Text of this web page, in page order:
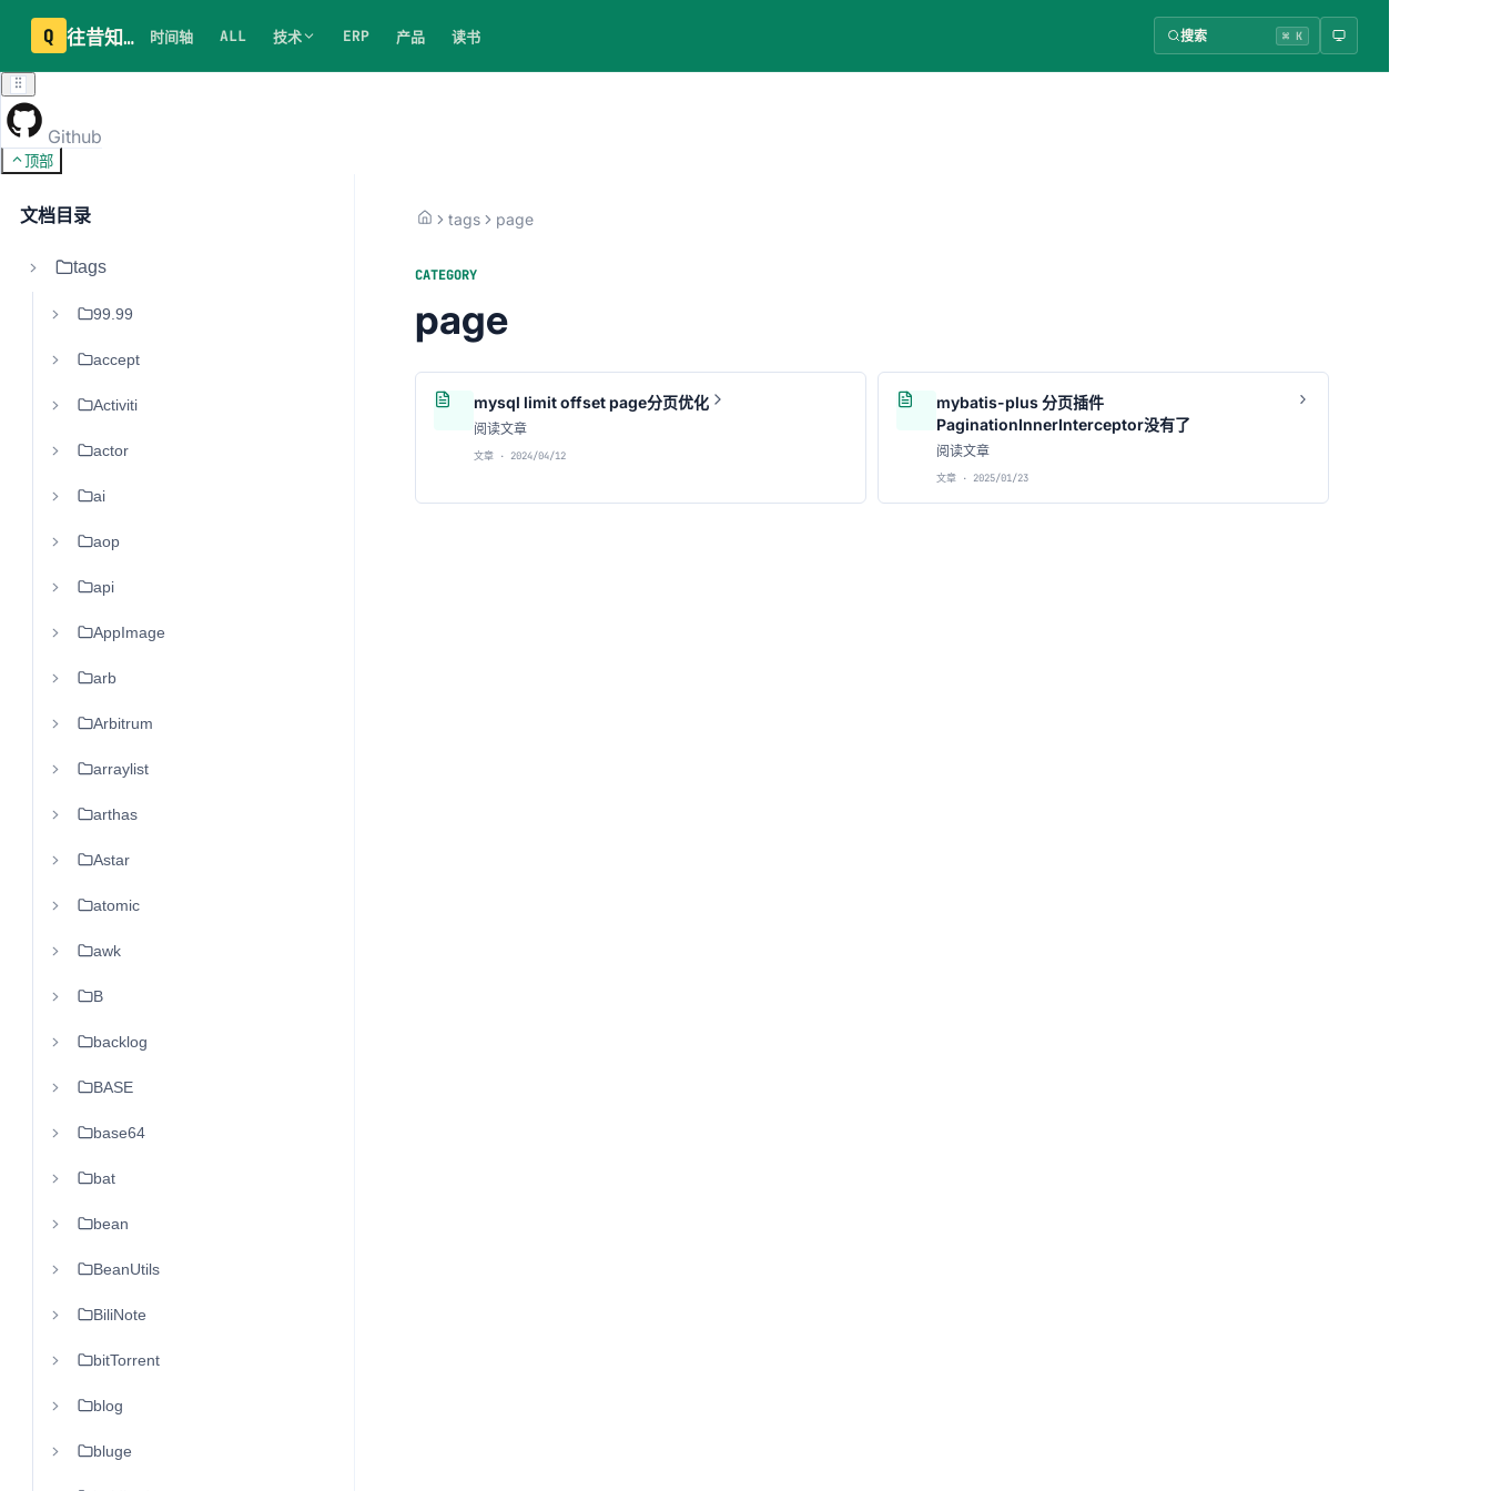
Q 往昔知识库 时间轴 ALL 技术 ERP 产品 读书 搜索 ⌘ K
Github
顶部
文档目录
tags
99.99
accept
Activiti
actor
ai
aop
api
AppImage
arb
Arbitrum
arraylist
arthas
Astar
atomic
awk
B
backlog
BASE
base64
bat
bean
BeanUtils
BiliNote
bitTorrent
blog
bluge
tags page
CATEGORY
page
mysql limit offset page分页优化
阅读文章
文章 · 2024/04/12
mybatis-plus 分页插件
PaginationInnerInterceptor没有了
阅读文章
文章 · 2025/01/23